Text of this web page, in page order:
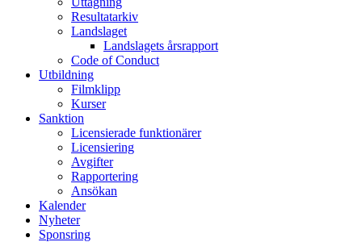
Resultatarkiv
Landslaget
Landslagets årsrapport
Code of Conduct
Utbildning
Filmklipp
Kurser
Sanktion
Licensierade funktionärer
Licensiering
Avgifter
Rapportering
Ansökan
Kalender
Nyheter
Sponsring